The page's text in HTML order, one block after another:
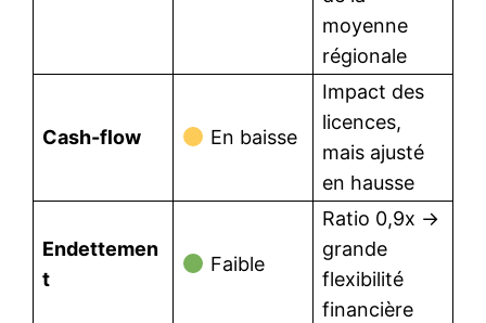
moyenne
régionale
Cash-flow En baisse
Impact des
licences,
mais ajusté
en hausse
Endettemen
t
Faible
Ratio 0,9x →
grande
flexibilité
financière